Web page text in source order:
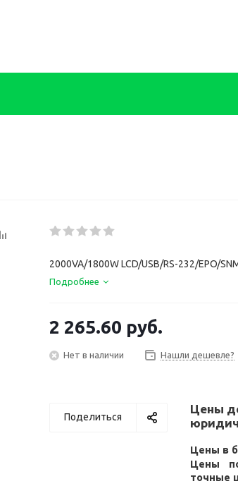
2000VA/1800W LCD/USB/RS-232/EPO/
Подробнее
2 265.60 руб.
Нет в наличии Нашли дешевле?
Поделиться
Цены
Цены в
Цены
точные